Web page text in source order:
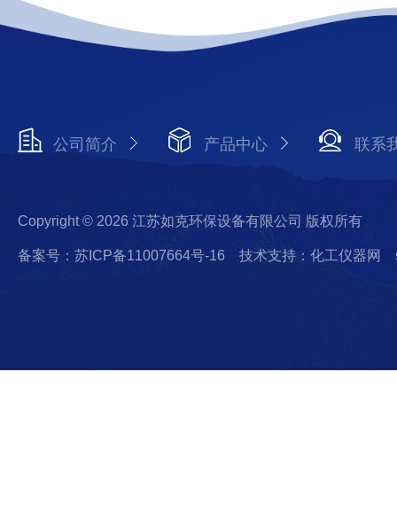
公司简介 产品中心 联系
Copyright © 2026 江苏如克环保设备有限公司 版权所有
备案号：苏ICP备11007664号-16 技术支持：化工仪器网